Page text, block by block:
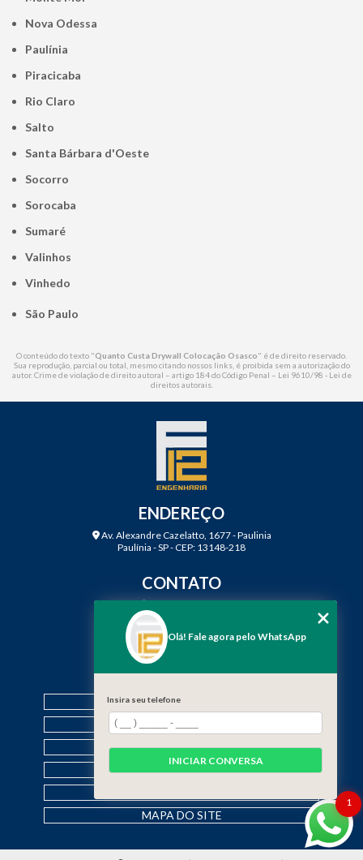
Nova Odessa
Paulínia
Piracicaba
Rio Claro
Salto
Santa Bárbara d'Oeste
Socorro
Sorocaba
Sumaré
Valinhos
Vinhedo
São Paulo
O conteúdo do texto "Quanto Custa Drywall Colocação Osasco" é de direito reservado.
Sua reprodução, parcial ou total, mesmo citando nossos links, é proibida sem a autorização do
autor. Crime de violação de direito autoral – artigo 184 do Código Penal – Lei 9610/98 - Lei de
direitos autorais.
ENDEREÇO
Av. Alexandre Cazelatto, 1677 - Paulinia
Paulínia - SP - CEP: 13148-218
CONTATO
(19) 99968-7979
contato@f12engenharia.com.br
MENU
HOME
QUEM SOMOS
SERVIÇOS
CONTATO
MAPA DO SITE
1
Olá! Fale agora pelo WhatsApp
Insira seu telefone
INICIAR CONVERSA